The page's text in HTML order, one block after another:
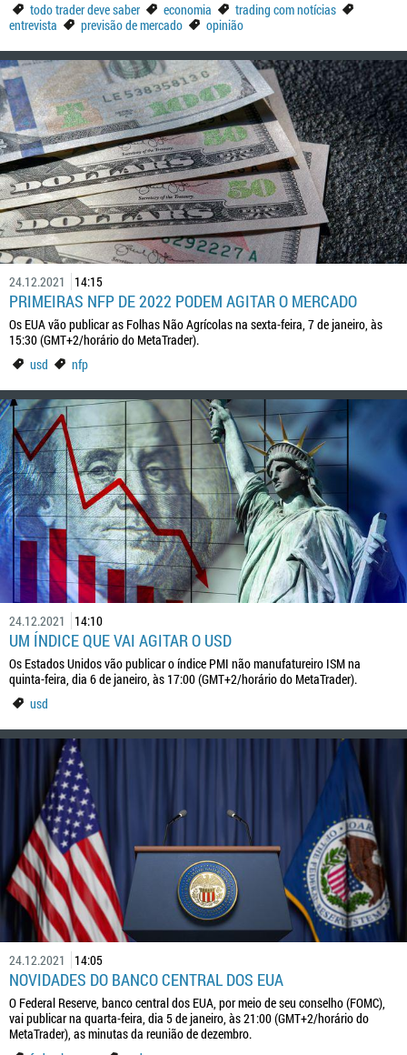
todo trader deve saber
economia
trading com notícias
entrevista
previsão de mercado opinião
24.12.2021 14:15
PRIMEIRAS NFP DE 2022 PODEM AGITAR O MERCADO
Os EUA vão publicar as Folhas Não Agrícolas na sexta-feira, 7 de janeiro, às
15:30 (GMT+2/horário do MetaTrader).
usd
nfp
24.12.2021 14:10
UM ÍNDICE QUE VAI AGITAR O USD
Os Estados Unidos vão publicar o índice PMI não manufatureiro ISM na
quinta-feira, dia 6 de janeiro, às 17:00 (GMT+2/horário do MetaTrader).
usd
24.12.2021 14:05
NOVIDADES DO BANCO CENTRAL DOS EUA
O Federal Reserve, banco central dos EUA, por meio de seu conselho (FOMC),
vai publicar na quarta-feira, dia 5 de janeiro, às 21:00 (GMT+2/horário do
MetaTrader), as minutas da reunião de dezembro.